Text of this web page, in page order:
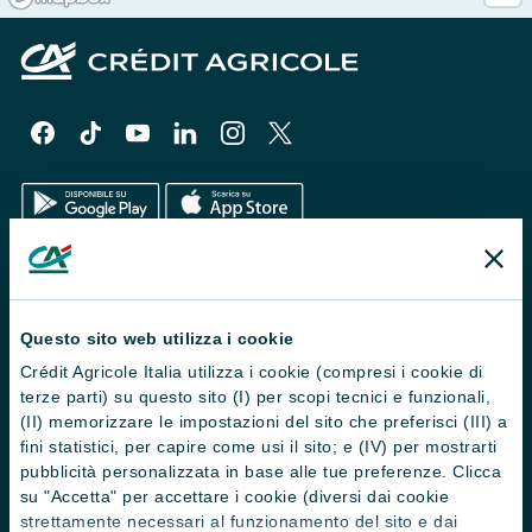
Questo sito web utilizza i cookie
Crédit Agricole Italia utilizza i cookie (compresi i cookie di
terze parti) su questo sito (I) per scopi tecnici e funzionali,
(II) memorizzare le impostazioni del sito che preferisci (III) a
fini statistici, per capire come usi il sito; e (IV) per mostrarti
pubblicità personalizzata in base alle tue preferenze. Clicca
su "Accetta" per accettare i cookie (diversi dai cookie
strettamente necessari al funzionamento del sito e dai
Trova filiali
Contattaci
Domande frequenti
Successioni
Servizi e pagamenti digitali